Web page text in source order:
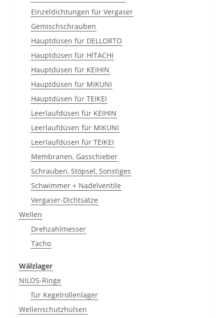
Einzeldichtungen für Vergaser
Gemischschrauben
Hauptdüsen für DELLORTO
Hauptdüsen für HITACHI
Hauptdüsen für KEIHIN
Hauptdüsen für MIKUNI
Hauptdüsen für TEIKEI
Leerlaufdüsen für KEIHIN
Leerlaufdüsen für MIKUNI
Leerlaufdüsen für TEIKEI
Membranen, Gasschieber
Schrauben, Stöpsel, Sonstiges
Schwimmer + Nadelventile
Vergaser-Dichtsätze
Wellen
Drehzahlmesser
Tacho
Wälzlager
NILOS-Ringe
für Kegelrollenlager
Wellenschutzhülsen